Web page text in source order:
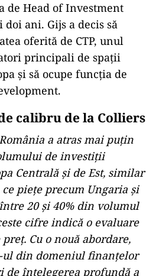
de Head of Investment
ani. Gijs a decis să
oferită de CTP, unul
principali de spații
și să ocupe funcția de
calibru de la Colliers
a atras mai puțin
de investiții
Centrală și de Est, similar
piețe precum Ungaria și
20 și 40% din volumul
cifre indică o evaluare
Cu o nouă abordare,
din domeniul finanțelor
de înțelegerea profundă a